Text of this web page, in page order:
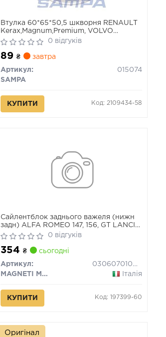
Втулка 60*65*50,5 шкворня RENAULT
Kerax,Magnum,Premium, VOLVO
FH12,16,FM7,9,10,12 (вир-во Sampa)
0 відгуків
89₴ завтра
Артикул:
015074
SAMPA
КУПИТИ Код: 2109434-58
Сайлентблок заднього важеля (нижн
задн) ALFA ROMEO 147, 156, GT LANCIA
KAPPA 1.6-3.2 08.94-09.10
0 відгуків
354₴ сьогодні
Артикул:
030607010047
MAGNETI MARELLI
Італія
КУПИТИ Код: 197399-60
Оригінал